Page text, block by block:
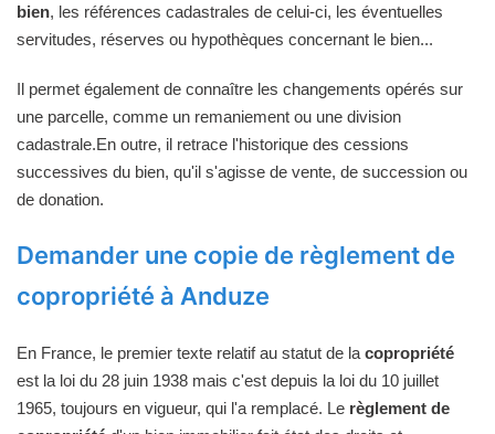
bien, les références cadastrales de celui-ci, les éventuelles
servitudes, réserves ou hypothèques concernant le bien...
Il permet également de connaître les changements opérés sur
une parcelle, comme un remaniement ou une division
cadastrale.En outre, il retrace l'historique des cessions
successives du bien, qu'il s'agisse de vente, de succession ou
de donation.
Demander une copie de règlement de
copropriété à Anduze
En France, le premier texte relatif au statut de la copropriété
est la loi du 28 juin 1938 mais c'est depuis la loi du 10 juillet
1965, toujours en vigueur, qui l'a remplacé. Le règlement de